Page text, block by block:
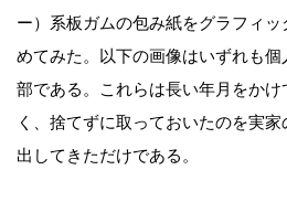
ー）系板ガムの包み紙をグラフィ
めてみた。以下の画像はいずれも
部である。これらは長い年月をか
く、捨てずに取っておいたのを実
出してきただけである。